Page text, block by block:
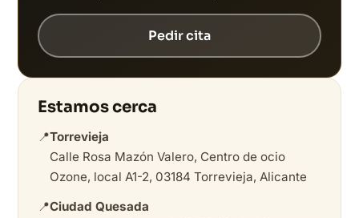
Pedir cita
Estamos cerca
📍Torrevieja
Calle Rosa Mazón Valero, Centro de ocio
Ozone, local A1-2, 03184 Torrevieja, Alicante
📍Ciudad Quesada